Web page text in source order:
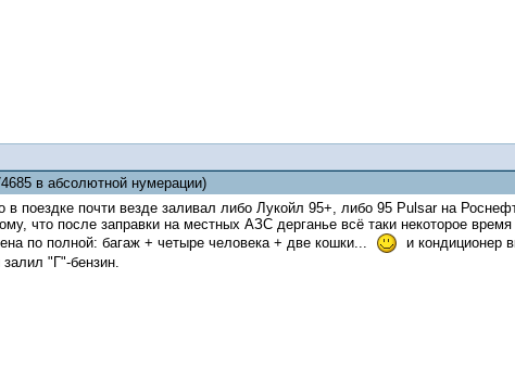
в абсолютной нумерации)
в поездке почти везде заливал либо Лукойл 95+, либо 95 Pulsar на
что после заправки на местных АЗС дерганье всё таки некоторое
по полной: багаж + четыре человека + две кошки...
и кондиционер
"Г"-бензин.